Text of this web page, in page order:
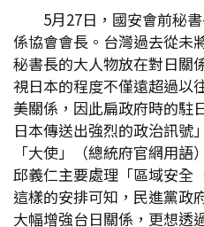
5月27日，國安會前秘
係協會會長。台灣過去從未
秘書長的大人物放在對日關
視日本的程度不僅遠超過以
美關係，因此扁政府時的駐
日本傳送出強烈的政治訊號
「大使」（總統府官網用語
邱義仁主要處理「區域安全
這樣的安排可知，民進黨政
大幅增強台日關係，更想透